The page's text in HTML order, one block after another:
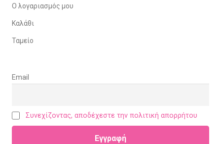
Ο λογαριασμός μου
Καλάθι
Ταμείο
Email
Συνεχίζοντας, αποδέχεστε την πολιτική απορρήτου